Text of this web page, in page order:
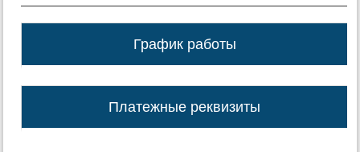
График работы
Платежные реквизиты